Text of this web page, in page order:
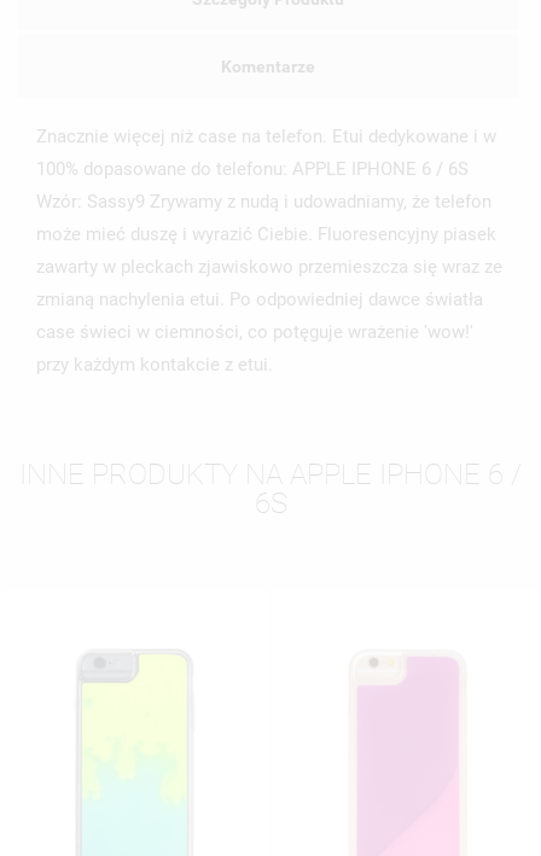
Komentarze
Znacznie więcej niż case na telefon. Etui dedykowane i w
100% dopasowane do telefonu: APPLE IPHONE 6 / 6S
Wzór: Sassy9 Zrywamy z nudą i udowadniamy, że telefon
może mieć duszę i wyrazić Ciebie. Fluoresencyjny piasek
zawarty w pleckach zjawiskowo przemieszcza się wraz ze
zmianą nachylenia etui. Po odpowiedniej dawce światła
case świeci w ciemności, co potęguje wrażenie 'wow!'
przy każdym kontakcie z etui.
INNE PRODUKTY NA APPLE IPHONE 6 /
6S
MOJE LISTY ŻYCZEŃ
add_circle_outlineUTWÓRZ NOWĄ LISTĘ
UTWÓRZ LISTĘ ŻYCZEŃ
ANULUJ
ZALOGUJ SIĘ
MUSISZ BYĆ ZALOGOWANY BY ZAPISAĆ PRODUKTY NA
SWOJEJ LIŚCIE ŻYCZEŃ.
ANULUJ ZALOGUJ SIĘ